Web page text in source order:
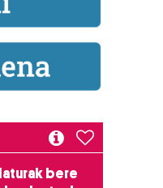
eskatzen, eta beren
dira. Ikusi gure
zein helburutarako
aurka nola egin
moduari
zure lehentasunak
edo ken dezakezu
bere